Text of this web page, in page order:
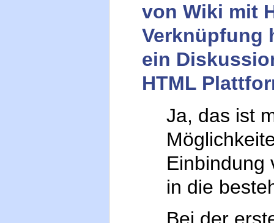
von Wiki mit
Verknüpfung
ein
HTML
Ja, das ist
Einbindung
in die